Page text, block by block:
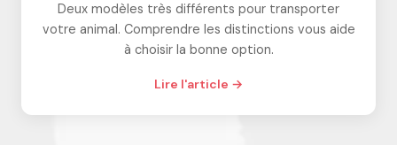
Deux modèles très différents pour transporter
votre animal. Comprendre les distinctions vous aide
à choisir la bonne option.
Lire l'article →